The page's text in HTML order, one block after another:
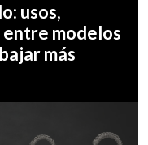
usos,
modelos
más